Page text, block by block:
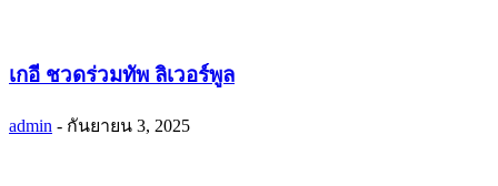
เกอี ชวดร่วมทัพ ลิเวอร์พูล
admin - กันยายน 3, 2025